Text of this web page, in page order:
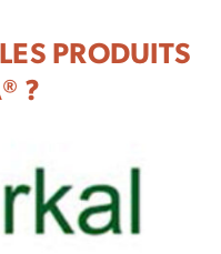
PRODUITS
?